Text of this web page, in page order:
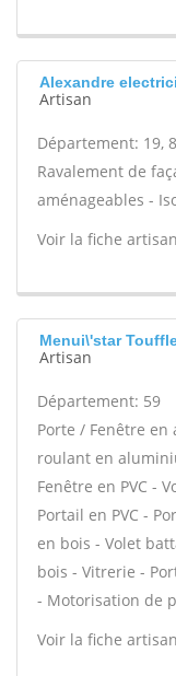
Alexandre
Artisan
Département: 19,
Ravalement de
aménageables -
Voir la fiche
Menui\'star
Artisan
Département: 59
Porte / Fenêtre
roulant en
Fenêtre en PVC -
Portail en PVC -
en bois - Volet
bois - Vitrerie -
- Motorisation de
Voir la fiche